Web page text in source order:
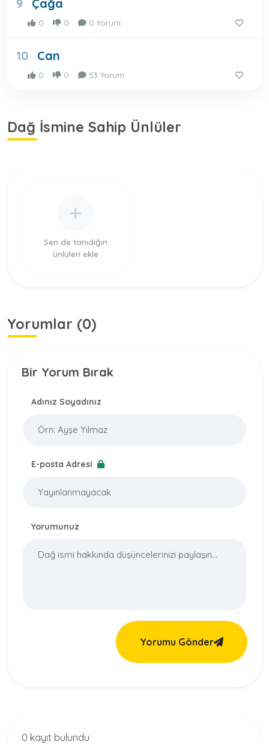
9 Çağa
0 0 0 Yorum
10 Can
0 0 53 Yorum
Dağ İsmine Sahip Ünlüler
Sen de tanıdığın
ünlüleri ekle
Yorumlar (0)
Bir Yorum Bırak
Adınız Soyadınız
E-posta Adresi
Yorumunuz
Yorumu Gönder
0 kayıt bulundu